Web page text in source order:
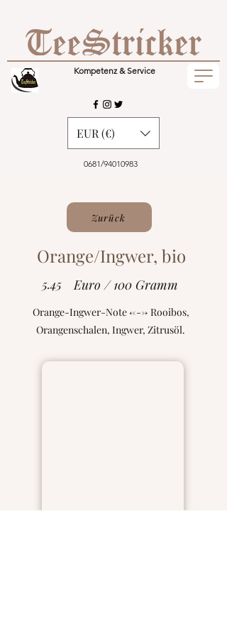
Kompetenz & Service
0681/94010983
EUR (€)
Zurück
Orange/Ingwer, bio
5.45 Euro / 100 Gramm
Orange-Ingwer-Note <---> Rooibos,
Orangenschalen, Ingwer, Zitrusöl.